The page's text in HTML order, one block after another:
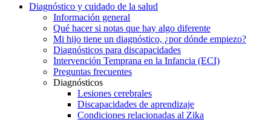
Diagnóstico y cuidado de la salud
Información general
Qué hacer si notas que hay algo diferente
Mi hijo tiene un diagnóstico, ¿por dónde empiezo?
Diagnósticos para discapacidades
Intervención Temprana en la Infancia (ECI)
Preguntas frecuentes
Diagnósticos
Lesiones cerebrales
Discapacidades de aprendizaje
Condiciones relacionadas al Zika